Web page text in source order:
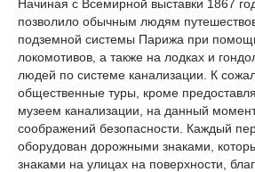
Начиная с Всемирной выставки 1867
позволило обычным людям
подземной системы Парижа при
локомотивов, а также на лодках и
людей по системе канализации. К
общественные туры, кроме
музеем канализации, на данный
соображений безопасности. Каждый
оборудован дорожными знаками,
знаками на улицах на поверхности,